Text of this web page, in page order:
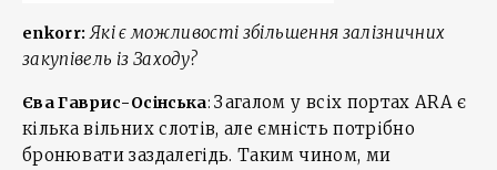
enkorr: Які є можливості збільшення залізничних
закупівель із Заходу?
Єва Гаврис-Осінська:Загалом у всіх портах ARA є
кілька вільних слотів, але ємність потрібно
бронювати заздалегідь. Таким чином, ми